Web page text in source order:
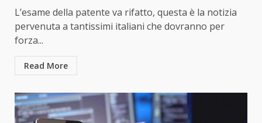
L’esame della patente va rifatto, questa è la notizia
pervenuta a tantissimi italiani che dovranno per
forza...
Read More